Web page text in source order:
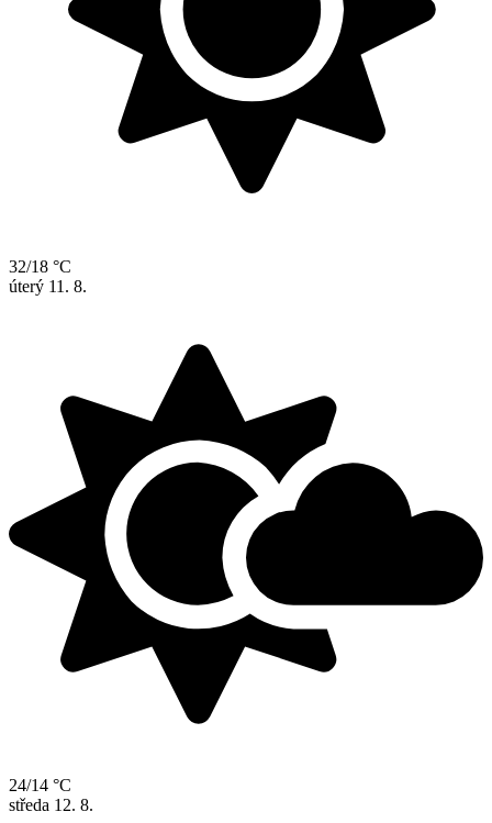
32/18 °C
úterý 11. 8.
24/14 °C
středa 12. 8.